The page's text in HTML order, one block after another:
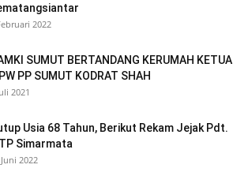
2022
SUMUT BERTANDANG KERUMAH KETUA
PP SUMUT KODRAT SHAH
2021
Usia 68 Tahun, Berikut Rekam Jejak Pdt.
Simarmata
2022